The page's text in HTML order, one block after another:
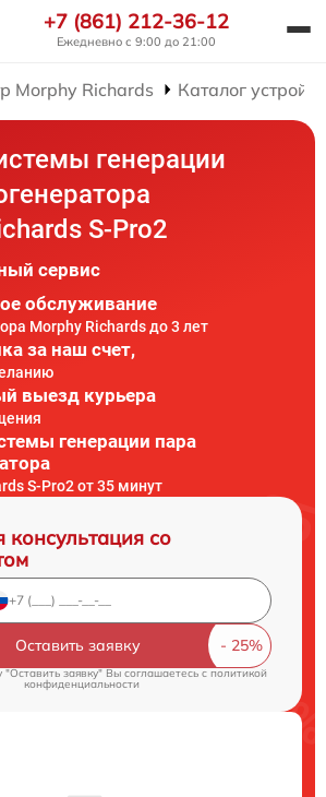
+7 (861) 212-36-12
Ежедневно с 9:00 до 21:00
Morphy Richards Каталог
генерации
S-Pro2
сервис
обслуживание
Morphy Richards до 3 лет
за наш счет,
выезд курьера
генерации пара
S-Pro2 от 35 минут
консультация со
Оставить заявку
заявку" Вы соглашаетесь cполитикой
конфиденциальности